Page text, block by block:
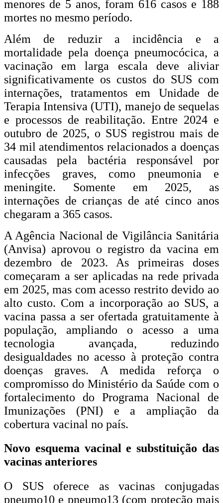
menores de 5 anos, foram 616 casos e 188
mortes no mesmo período.
Além de reduzir a incidência e a
mortalidade pela doença pneumocócica, a
vacinação em larga escala deve aliviar
significativamente os custos do SUS com
internações, tratamentos em Unidade de
Terapia Intensiva (UTI), manejo de sequelas
e processos de reabilitação. Entre 2024 e
outubro de 2025, o SUS registrou mais de
34 mil atendimentos relacionados a doenças
causadas pela bactéria responsável por
infecções graves, como pneumonia e
meningite. Somente em 2025, as
internações de crianças de até cinco anos
chegaram a 365 casos.
A Agência Nacional de Vigilância Sanitária
(Anvisa) aprovou o registro da vacina em
dezembro de 2023. As primeiras doses
começaram a ser aplicadas na rede privada
em 2025, mas com acesso restrito devido ao
alto custo. Com a incorporação ao SUS, a
vacina passa a ser ofertada gratuitamente à
população, ampliando o acesso a uma
tecnologia avançada, reduzindo
desigualdades no acesso à proteção contra
doenças graves. A medida reforça o
compromisso do Ministério da Saúde com o
fortalecimento do Programa Nacional de
Imunizações (PNI) e a ampliação da
cobertura vacinal no país.
Novo esquema vacinal e substituição das
vacinas anteriores
O SUS oferece as vacinas conjugadas
pneumo10 e pneumo13 (com proteção mais